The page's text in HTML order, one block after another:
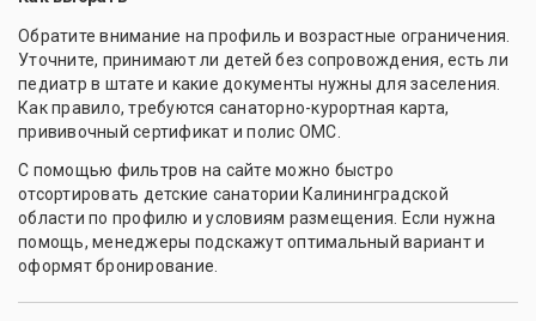
Обратите внимание на профиль и возрастные ограничения.
Уточните, принимают ли детей без сопровождения, есть ли
педиатр в штате и какие документы нужны для заселения.
Как правило, требуются санаторно-курортная карта,
прививочный сертификат и полис ОМС.
С помощью фильтров на сайте можно быстро
отсортировать детские санатории Калининградской
области по профилю и условиям размещения. Если нужна
помощь, менеджеры подскажут оптимальный вариант и
оформят бронирование.